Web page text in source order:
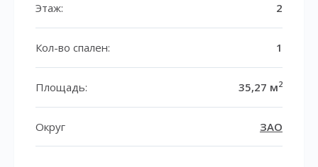
Этаж: 2
Кол-во спален: 1
Площадь: 35,27 м2
Округ ЗАО